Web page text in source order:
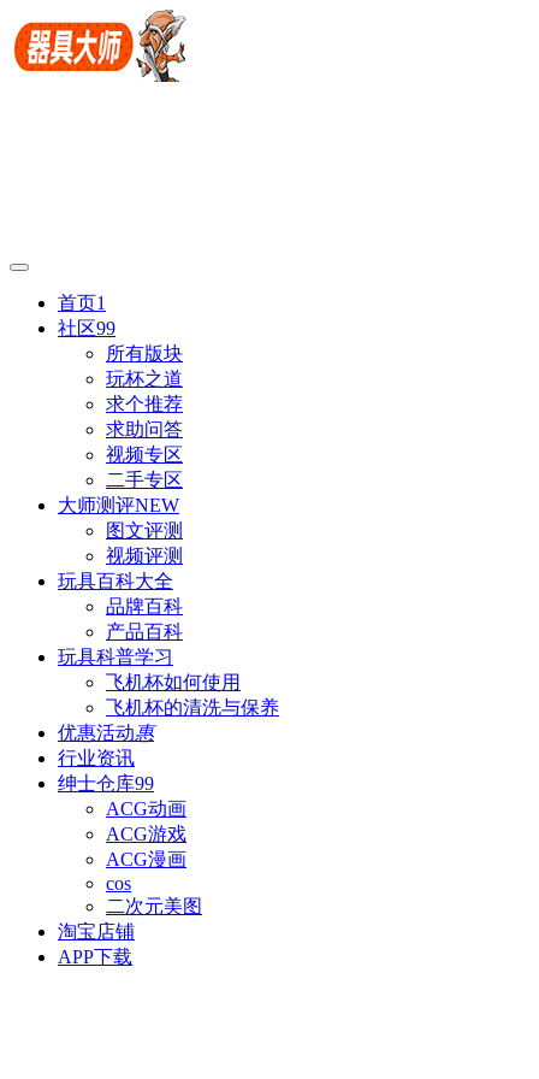
首页1
社区99
所有版块
玩杯之道
求个推荐
求助问答
视频专区
二手专区
大师测评NEW
图文评测
视频评测
玩具百科大全
品牌百科
产品百科
玩具科普学习
飞机杯如何使用
飞机杯的清洗与保养
优惠活动惠
行业资讯
绅士仓库99
ACG动画
ACG游戏
ACG漫画
cos
二次元美图
淘宝店铺
APP下载